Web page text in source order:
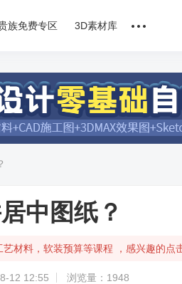
族免费专区 3D素材库
课程文章
中图纸？
材料，软装预算等课程 ，感兴趣的点
12 12:55 浏览量：1948